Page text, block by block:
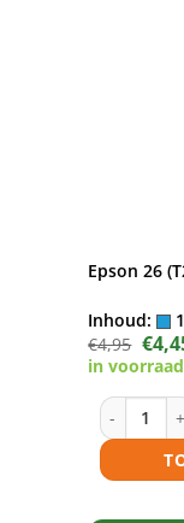
Epson 26
Inhoud:
€4,95
prijs
was:
€
in voorraad
Epson 26